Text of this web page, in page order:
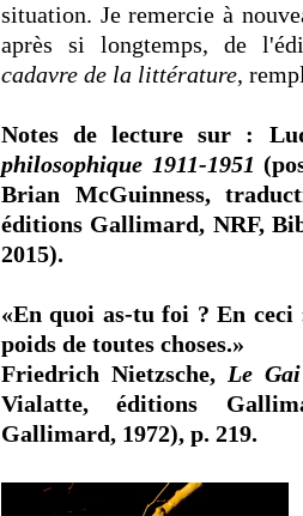
situation. Je remercie à
après si longtemps, de
cadavre de la littérature,
Notes de lecture sur :
philosophique 1911-1951
Brian McGuinness,
éditions Gallimard, NRF,
2015).
«En quoi as-tu foi ? En
poids de toutes choses.»
Friedrich Nietzsche, Le
Vialatte, éditions
Gallimard, 1972), p. 219.